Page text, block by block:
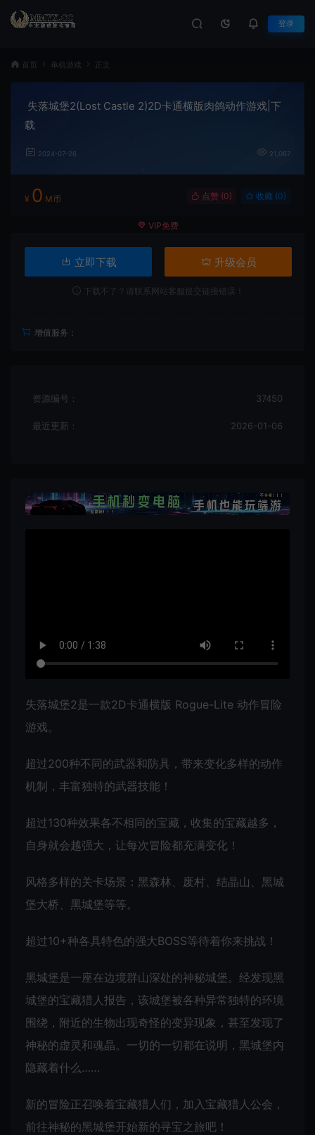
登录
首页 单机游戏 正文
失落城堡2(Lost Castle 2)2D卡通横版肉鸽动作游戏|下
载
2024-07-26 21,067
¥ 0 M币 点赞 (0) 收藏 (0)
VIP免费
立即下载 升级会员
下载不了？请联系网站客服提交链接错误！
增值服务：
资源编号： 37450
最近更新： 2026-01-06
失落城堡2是一款2D卡通横版 Rogue-Lite 动作冒险
游戏。
超过200种不同的武器和防具，带来变化多样的动作
机制，丰富独特的武器技能！
超过130种效果各不相同的宝藏，收集的宝藏越多，
自身就会越强大，让每次冒险都充满变化！
风格多样的关卡场景：黑森林、废村、结晶山、黑城
堡大桥、黑城堡等等。
超过10+种各具特色的强大BOSS等待着你来挑战！
黑城堡是一座在边境群山深处的神秘城堡。经发现黑
城堡的宝藏猎人报告，该城堡被各种异常独特的环境
围绕，附近的生物出现奇怪的变异现象，甚至发现了
神秘的虚灵和魂晶。一切的一切都在说明，黑城堡内
隐藏着什么……
新的冒险正召唤着宝藏猎人们，加入宝藏猎人公会，
前往神秘的黑城堡开始新的寻宝之旅吧！